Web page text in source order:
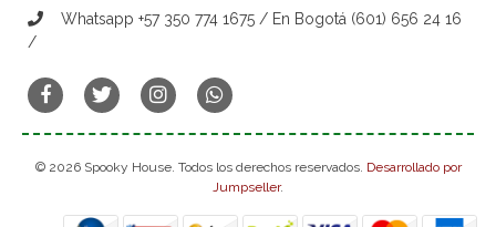
Whatsapp +57 350 774 1675 / En Bogotá (601) 656 24 16
/
© 2026 Spooky House. Todos los derechos reservados. Desarrollado por
Jumpseller.